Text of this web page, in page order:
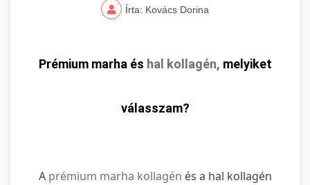
Írta: Kovács Dorina
Prémium marha és hal kollagén, melyiket
válasszam?
A prémium marha kollagén és a hal kollagén